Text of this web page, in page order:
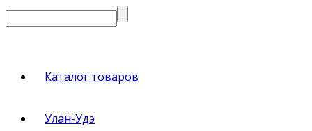
Каталог товаров
Улан-Удэ